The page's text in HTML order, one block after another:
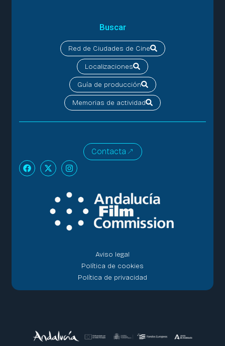
Buscar
Red de Ciudades de Cine
Localizaciones
Guía de producción
Memorias de actividad
Contacta
Aviso legal
Política de cookies
Política de privacidad